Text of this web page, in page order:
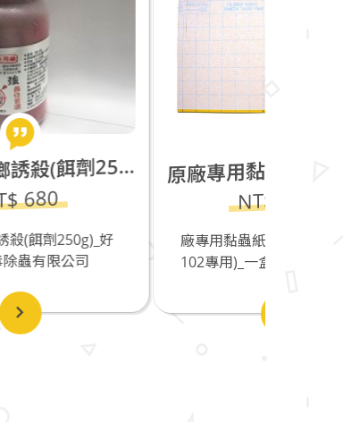
原廠專用黏蟲紙_PROCATCH®L-102專用)_一盒10片
廠專用黏蟲紙_PROCATCH®L-
102專用)_一盒10...